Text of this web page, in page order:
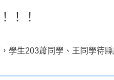
！！
學生203蕭同學、王同學待縣